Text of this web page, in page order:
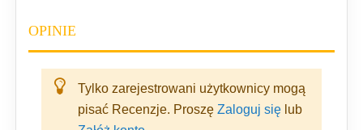
OPINIE
Tylko zarejestrowani użytkownicy mogą
pisać Recenzje. Proszę Zaloguj się lub